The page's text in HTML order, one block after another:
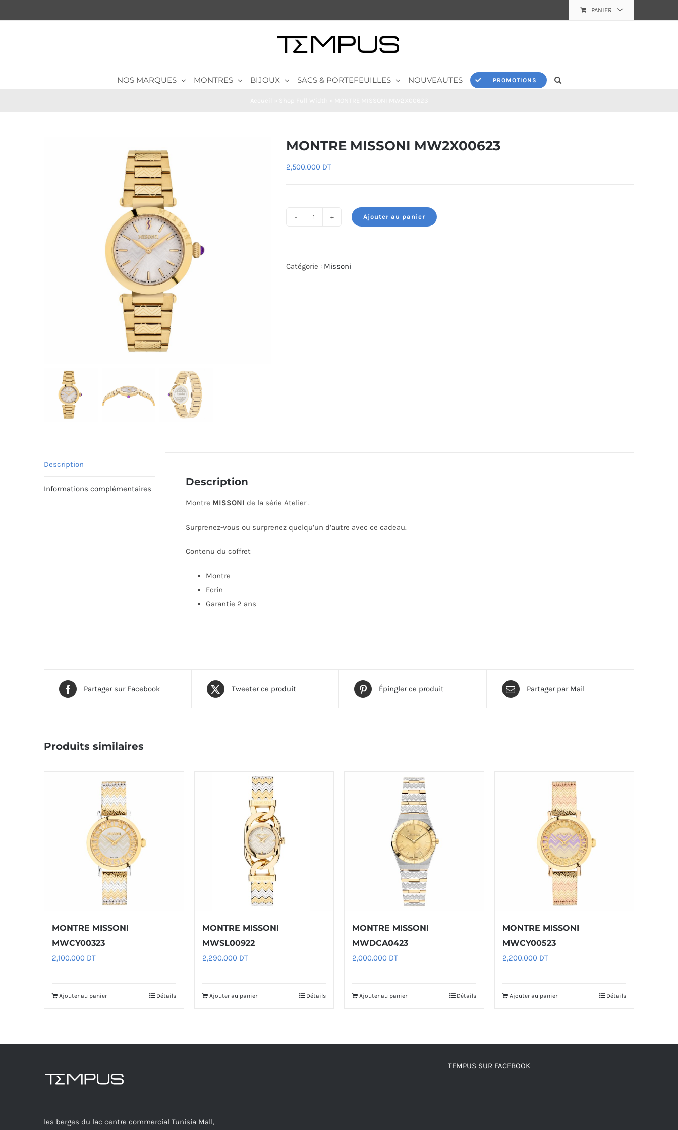
au
PANIER
NOS MARQUES MONTRES BIJOUX SACS & PORTEFEUILLES NOUVEAUTES PROMOTIONS
MONTRE MISSONI MW2X00623
2,500.000 DT
MISSONI
Ajouter au panier
Catégorie : Missoni
Description
Informations complémentaires
Description
Montre MISSONI de la série Atelier .
Surprenez-vous ou surprenez quelqu’un d’autre avec ce cadeau.
Contenu du coffret
Montre
Ecrin
Garantie 2 ans
Partager sur Facebook Tweeter ce produit Épingler ce produit Partager par Mail
Produits similaires
MONTRE MISSONI
MWCY00323
2,100.000 DT
Ajouter au panier Détails
MONTRE MISSONI
MWSL00922
2,290.000 DT
Ajouter au panier Détails
MONTRE MISSONI
MWDCA0423
2,000.000 DT
Ajouter au panier Détails
MONTRE MISSONI
MWCY00523
2,200.000 DT
Ajouter au panier Détails
les berges du lac centre commercial Tunisia Mall,
TEMPUS SUR FACEBOOK